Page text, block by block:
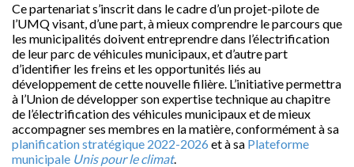
Ce partenariat s’inscrit dans le cadre d’un projet-pilote de
l’UMQ visant, d’une part, à mieux comprendre le parcours que
les municipalités doivent entreprendre dans l’électrification
de leur parc de véhicules municipaux, et d’autre part
d’identifier les freins et les opportunités liés au
développement de cette nouvelle filière. L’initiative permettra
à l’Union de développer son expertise technique au chapitre
de l’électrification des véhicules municipaux et de mieux
accompagner ses membres en la matière, conformément à sa
planification stratégique 2022-2026 et à sa Plateforme
municipale Unis pour le climat.